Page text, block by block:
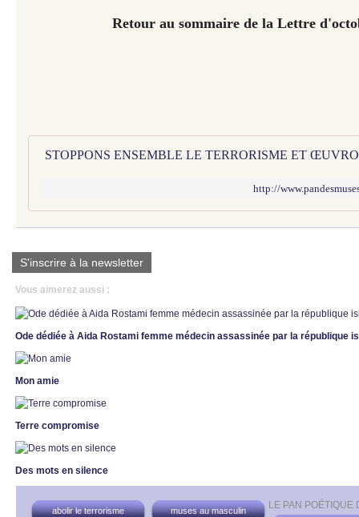
Retour au sommaire de la Lettre
http://
S'inscrire à la newsletter
Vous aimerez aussi :
Ode dédiée à Aida Rostami femme médecin assassinée par la république
Mon amie
Terre compromise
Des mots en silence
LE PAN POÉTIQUE
abolir le terrorisme
muses au masculin